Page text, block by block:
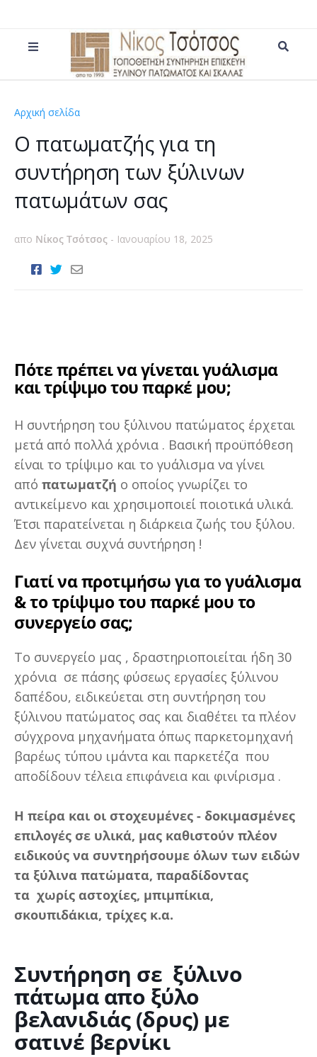
Αρχική σελίδα
Ο πατωματζής για τη
συντήρηση των ξύλινων
πατωμάτων σας
απο Νίκος Τσότσος - Ιανουαρίου 18, 2025
Πότε πρέπει να γίνεται γυάλισμα
και τρίψιμο του παρκέ μου;
Η συντήρηση του ξύλινου πατώματος έρχεται
μετά από πολλά χρόνια . Βασική προϋπόθεση
είναι το τρίψιμο και το γυάλισμα να γίνει
από πατωματζή ο οποίος γνωρίζει το
αντικείμενο και χρησιμοποιεί ποιοτικά υλικά.
Έτσι παρατείνεται η διάρκεια ζωής του ξύλου.
Δεν γίνεται συχνά συντήρηση !
Γιατί να προτιμήσω για το γυάλισμα
& το τρίψιμο του παρκέ μου το
συνεργείο σας;
Το συνεργείο μας , δραστηριοποιείται ήδη 30
χρόνια σε πάσης φύσεως εργασίες ξύλινου
δαπέδου, ειδικεύεται στη συντήρηση του
ξύλινου πατώματος σας και διαθέτει τα πλέον
σύγχρονα μηχανήματα όπως παρκετομηχανή
βαρέως τύπου ιμάντα και παρκετέζα που
αποδίδουν τέλεια επιφάνεια και φινίρισμα .
Η πείρα και οι στοχευμένες - δοκιμασμένες
επιλογές σε υλικά, μας καθιστούν πλέον
ειδικούς να συντηρήσουμε όλων των ειδών
τα ξύλινα πατώματα, παραδίδοντας
τα χωρίς αστοχίες, μπιμπίκια,
σκουπιδάκια, τρίχες κ.α.
Συντήρηση σε ξύλινο
πάτωμα απο ξύλο
βελανιδιάς (δρυς) με
σατινέ βερνίκι